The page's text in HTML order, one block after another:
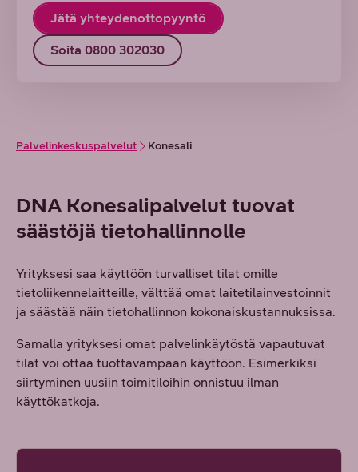
Jätä yhteydenottopyyntö
Soita 0800 302030
Palvelinkeskuspalvelut Konesali
DNA Konesalipalvelut tuovat
säästöjä tietohallinnolle
Yrityksesi saa käyttöön turvalliset tilat omille
tietoliikennelaitteille, välttää omat laitetilainvestoinnit
ja säästää näin tietohallinnon kokonaiskustannuksissa.
Samalla yrityksesi omat palvelinkäytöstä vapautuvat
tilat voi ottaa tuottavampaan käyttöön. Esimerkiksi
siirtyminen uusiin toimitiloihin onnistuu ilman
käyttökatkoja.